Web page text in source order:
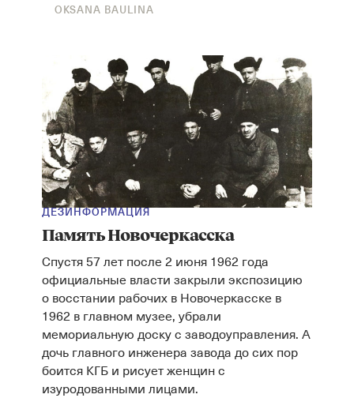
OKSANA BAULINA
ДЕЗИНФОРМАЦИЯ
Память Новочеркасска
Спустя 57 лет после 2 июня 1962 года
официальные власти закрыли экспозицию
о восстании рабочих в Новочеркасске в
1962 в главном музее, убрали
мемориальную доску с заводоуправления. А
дочь главного инженера завода до сих пор
боится КГБ и рисует женщин с
изуродованными лицами.